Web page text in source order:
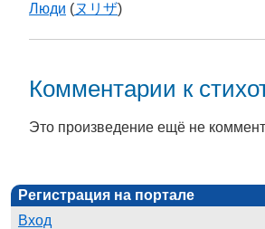
Люди (ヌリザ)
Комментарии к
Это произведение ещё не
Регистрация на портале
Вход